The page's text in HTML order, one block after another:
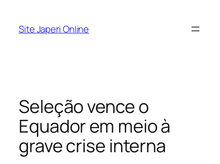
Site Japeri Online
Seleção vence o
Equador em meio à
grave crise interna